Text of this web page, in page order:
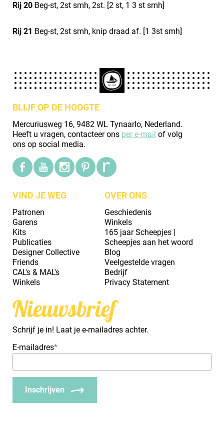
Rij 20 Beg-st, 2st smh, 2st. [2 st, 1 3 st smh]
Rij 21 Beg-st, 2st smh, knip draad af. [1 3st smh]
BLIJF OP DE HOOGTE
Mercuriusweg 16, 9482 WL Tynaarlo, Nederland.
Heeft u vragen, contacteer ons per e-mail of volg
ons op social media.
VIND JE WEG
Patronen
Garens
Kits
Publicaties
Designer Collective
Friends
CAL's & MAL's
Winkels
OVER ONS
Geschiedenis
Winkels
165 jaar Scheepjes |
Scheepjes aan het woord
Blog
Veelgestelde vragen
Bedrijf
Privacy Statement
Nieuwsbrief
Schrijf je in! Laat je e-mailadres achter.
E-mailadres*
Inschrijven